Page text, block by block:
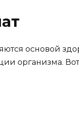
основой
организма.